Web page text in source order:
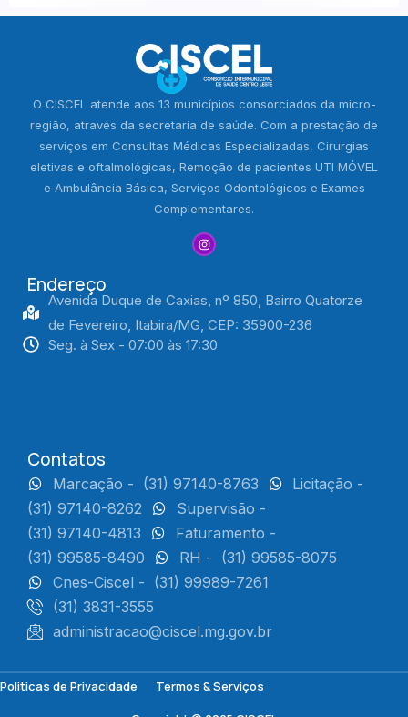
O CISCEL atende aos 13 municípios consorciados da micro-
região, através da secretaria de saúde. Com a prestação de
serviços em Consultas Médicas Especializadas, Cirurgias
eletivas e oftalmológicas, Remoção de pacientes UTI MÓVEL
e Ambulância Básica, Serviços Odontológicos e Exames
Complementares.
Endereço
Avenida Duque de Caxias, nº 850, Bairro Quatorze
de Fevereiro, Itabira/MG, CEP: 35900-236
Seg. à Sex - 07:00 às 17:30
Contatos
Marcação - (31) 97140-8763
Licitação -
(31) 97140-8262
Supervisão -
(31) 97140-4813
Faturamento -
(31) 99585-8490
RH - (31) 99585-8075
Cnes-Ciscel - (31) 99989-7261
(31) 3831-3555
administracao@ciscel.mg.gov.br
Politicas de Privacidade Termos & Serviços